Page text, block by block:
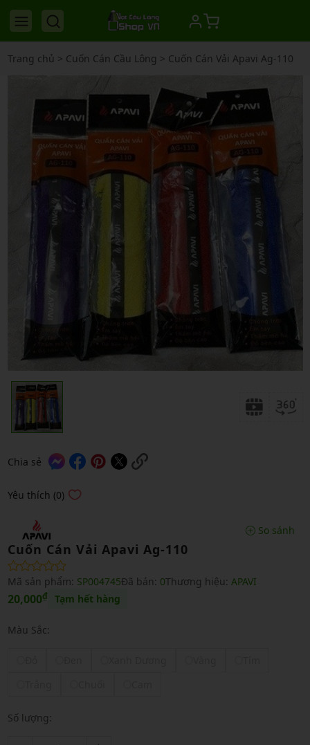
Trang chủ > Cuốn Cán Cầu Lông > Cuốn Cán Vải Apavi Ag-110
Chia sẻ
Yêu thích (0)
So sánh
Cuốn Cán Vải Apavi Ag-110
Mã sản phẩm: SP004745Đã bán: 0Thương hiệu: APAVI
20,000₫ Tạm hết hàng
Màu Sắc:
Số lượng: